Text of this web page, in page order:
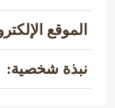
الموقع
نبذة شخصية: